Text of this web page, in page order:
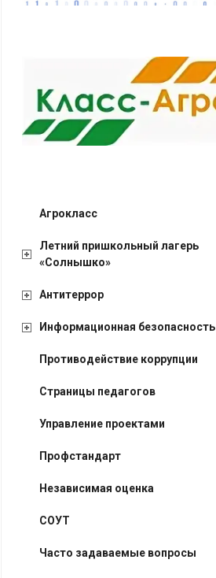
Агрокласс
Летний пришкольный лагерь
«Солнышко»
Антитеррор
Информационная безопасность
Противодействие коррупции
Страницы педагогов
Управление проектами
Профстандарт
Независимая оценка
СОУТ
Часто задаваемые вопросы